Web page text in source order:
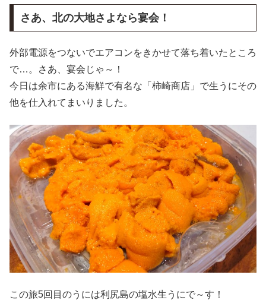
さあ、北の大地さよなら宴会！
外部電源をつないでエアコンをきかせて落ち着いたところ
で…。さあ、宴会じゃ～！
今日は余市にある海鮮で有名な「柿崎商店」で生うにその
他を仕入れてまいりました。
この旅5回目のうには利尻島の塩水生うにで～す！